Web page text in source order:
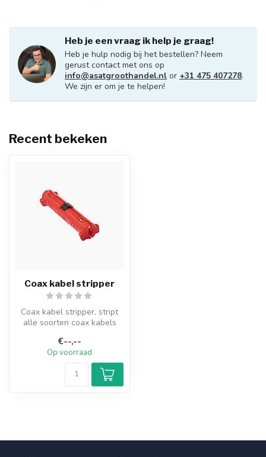
Heb je een vraag ik help je graag!
Heb je hulp nodig bij het bestellen? Neem
gerust contact met ons op
info@asatgroothandel.nl or +31 475 407278.
We zijn er om je te helpen!
Recent bekeken
Coax kabel stripper
Coax kabel stripper, stript
alle soorten coax kabels
€--,--
Op voorraad